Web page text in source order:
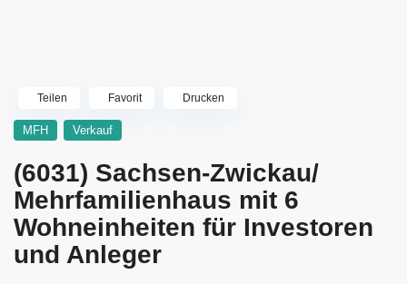
MFH Verkauf
(6031) Sachsen-Zwickau/
Mehrfamilienhaus mit 6
Wohneinheiten für Investoren
und Anleger
Teilen Favorit Drucken